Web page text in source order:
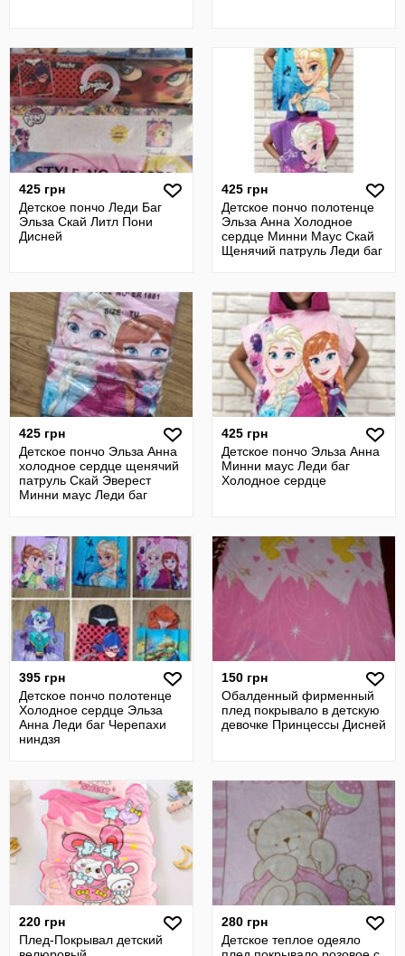
425 грн
Детское пончо Леди Баг
Эльза Скай Литл Пони
Дисней
425 грн
Детское пончо полотенце
Эльза Анна Холодное
сердце Минни Маус Скай
Щенячий патруль Леди баг
425 грн
Детское пончо Эльза Анна
холодное сердце щенячий
патруль Скай Эверест
Минни маус Леди баг
425 грн
Детское пончо Эльза Анна
Минни маус Леди баг
Холодное сердце
395 грн
Детское пончо полотенце
Холодное сердце Эльза
Анна Леди баг Черепахи
ниндзя
150 грн
Обалденный фирменный
плед покрывало в детскую
девочке Принцессы Дисней
220 грн
Плед-Покрывал детский
280 грн
Детское теплое одеяло